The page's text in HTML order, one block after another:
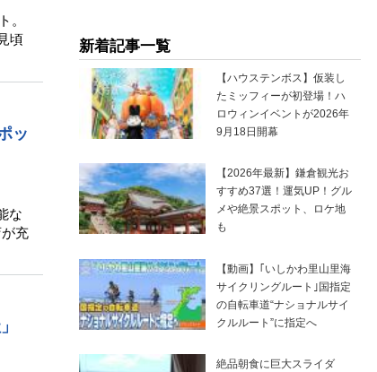
。
頃
ッ
な
充
新着記事一覧
【ハウステンボス】仮装し
たミッフィーが初登場！ハ
ロウィンイベントが2026年
9月18日開幕
【2026年最新】鎌倉観光お
すすめ37選！運気UP！グル
メや絶景スポット、ロケ地
も
【動画】｢いしかわ里山里海
サイクリングルート｣国指定
の自転車道“ナショナルサイ
クルルート”に指定へ
絶品朝食に巨大スライダ